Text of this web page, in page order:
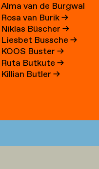
Alma van de Burgwal
Rosa van Burik→
Niklas Büscher→
Liesbet Bussche→
KOOS Buster→
Ruta Butkute→
Killian Butler→